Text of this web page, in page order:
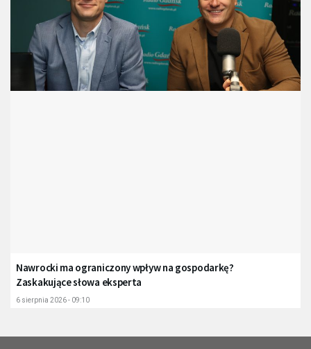
Nawrocki ma ograniczony wpływ na gospodarkę?
Zaskakujące słowa eksperta
6 sierpnia 2026 - 09:10